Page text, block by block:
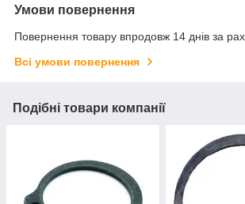
Умови повернення
Повернення товару впродовж 14 днів за
Всі умови повернення
Подібні товари компанії